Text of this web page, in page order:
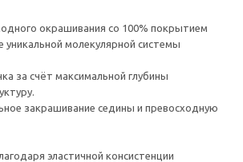
окрашивания со 100% покрытием
уникальной молекулярной системы
за счёт максимальной глубины
закрашивание седины и превосходную
эластичной консистенции